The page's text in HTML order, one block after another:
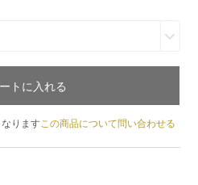
トに入れる
ります この商品について問い合わせる